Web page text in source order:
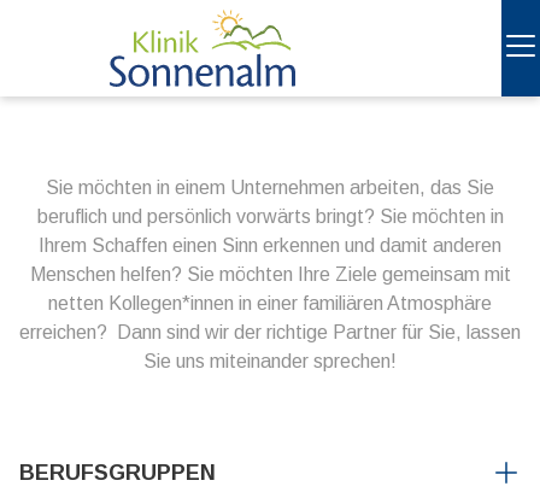
Sie möchten in einem Unternehmen arbeiten, das Sie
beruflich und persönlich vorwärts bringt? Sie möchten in
Ihrem Schaffen einen Sinn erkennen und damit anderen
Menschen helfen? Sie möchten Ihre Ziele gemeinsam mit
netten Kollegen*innen in einer familiären Atmosphäre
erreichen? Dann sind wir der richtige Partner für Sie, lassen
Sie uns miteinander sprechen!
BERUFSGRUPPEN